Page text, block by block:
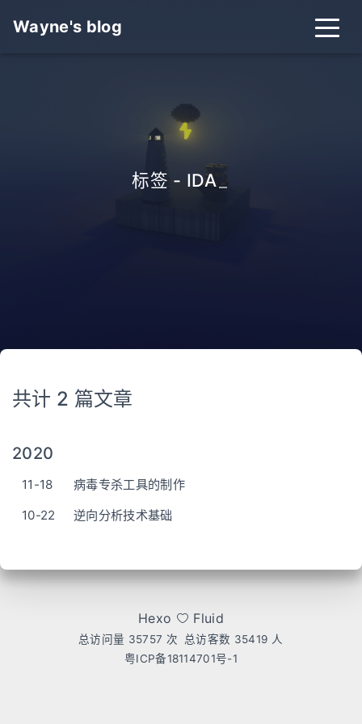
Wayne's blog
标签 - IDA _
共计 2 篇文章
2020
11-18
病毒专杀工具的制作
10-22
逆向分析技术基础
Hexo Fluid
总访问量 35757 次 总访客数 35419 人
粤ICP备18114701号-1